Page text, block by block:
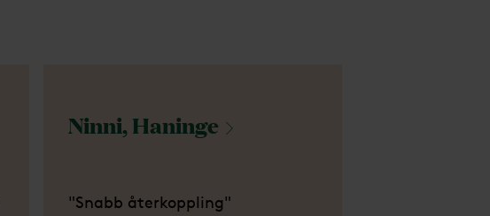
Ninni, Haninge
"Snabb återkoppling"